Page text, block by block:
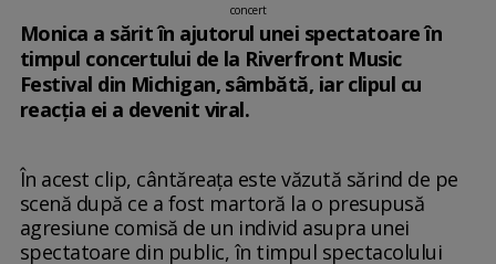
concert
Monica a sărit în ajutorul unei spectatoare în
timpul concertului de la Riverfront Music
Festival din Michigan, sâmbătă, iar clipul cu
reacția ei a devenit viral.
În acest clip, cântăreața este văzută sărind de pe
scenă după ce a fost martoră la o presupusă
agresiune comisă de un individ asupra unei
spectatoare din public, în timpul spectacolului